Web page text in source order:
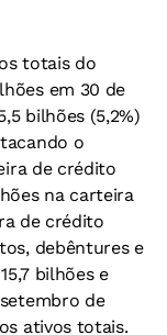
totais do
em 30 de
bilhões (5,2%)
o
de crédito
na carteira
de crédito
debêntures e
bilhões e
de
ativos totais.